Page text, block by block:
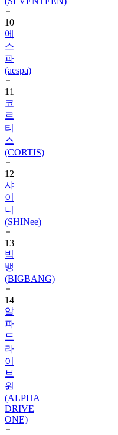
10
에
스
파
(aespa)
11
코
르
티
스
(CORTIS)
12
샤
이
니
(SHINee)
13
빅
뱅
(BIGBANG)
14
알
파
드
라
이
브
원
(ALPHA
DRIVE
ONE)